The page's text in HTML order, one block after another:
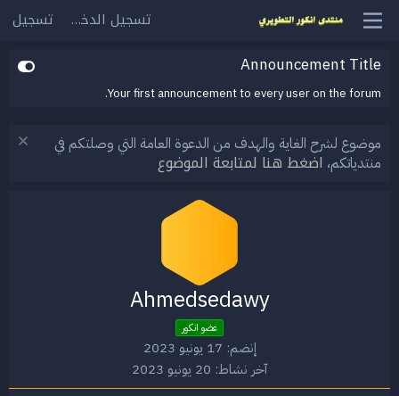
تسجيل الدخول تسجيل
Announcement Title
Your first announcement to every user on the forum.
موضوع لشرح الغاية والهدف من الدعوة العامة التي وصلتكم في
منتدياتكم، اضغط هنا لمتابعة الموضوع
Ahmedsedawy
عضو انكور
إنضم 17 يونيو 2023
آخر نشاط 20 يونيو 2023